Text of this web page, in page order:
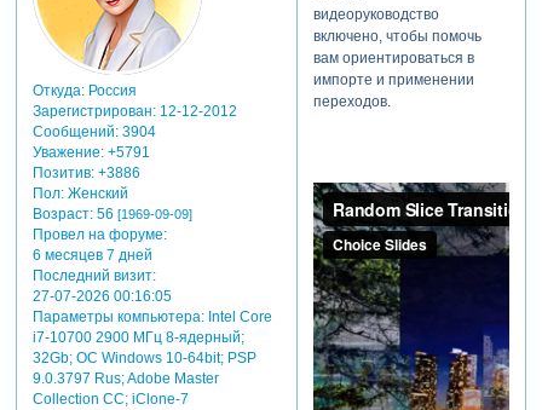
Откуда:Россия
Зарегистрирован: 12-12-2012
Сообщений:3904
Уважение: +5791
Позитив: +3886
Пол:Женский
Возраст:56 [1969-09-09]
Провел на форуме:
6 месяцев 7 дней
Последний визит:
27-07-2026 00:16:05
Параметры компьютера:Intel Core
i7-10700 2900 МГц 8-ядерный;
32Gb; ОС Windows 10-64bit; PSP
9.0.3797 Rus; Adobe Master
Collection СС; iClone-7
видеоруководство
включено, чтобы помочь
вам ориентироваться в
импорте и применении
переходов.